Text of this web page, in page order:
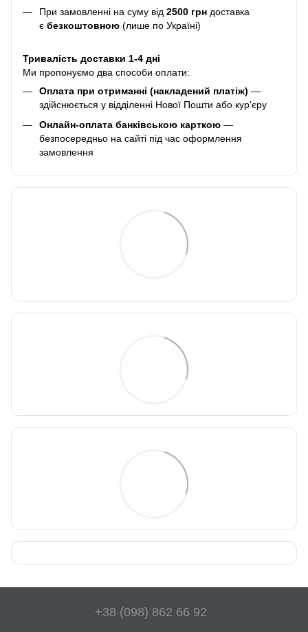
При замовленні на суму від 2500 грн доставка
є безкоштовною (лише по Україні)
Тривалість доставки 1-4 дні
Ми пропонуємо два способи оплати:
Оплата при отриманні (накладений платіж) —
здійснюється у відділенні Нової Пошти або кур'єру
Онлайн-оплата банківською карткою —
безпосередньо на сайті під час оформлення
замовлення
+38 (098) 862 66 92